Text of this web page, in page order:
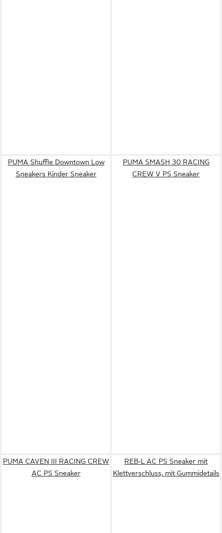
PUMA Shuffle Downtown Low
Sneakers Kinder Sneaker
PUMA SMASH 30 RACING
CREW V PS Sneaker
PUMA CAVEN III RACING CREW
AC PS Sneaker
REB-L AC PS Sneaker mit
Klettverschluss, mit Gummidetails